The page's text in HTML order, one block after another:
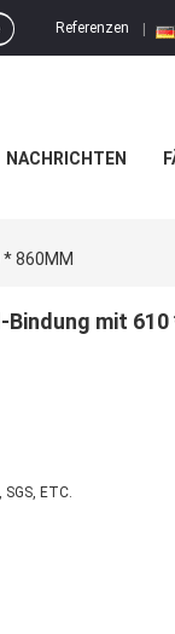
Referenzen
NACHRICHTEN
860MM
mit 610
SGS, ETC.